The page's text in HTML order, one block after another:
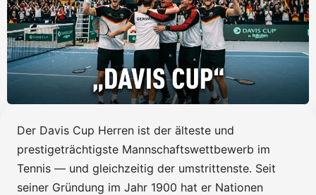
Der Davis Cup Herren ist der älteste und
prestigeträchtigste Mannschaftswettbewerb im
Tennis — und gleichzeitig der umstrittenste. Seit
seiner Gründung im Jahr 1900 hat er Nationen